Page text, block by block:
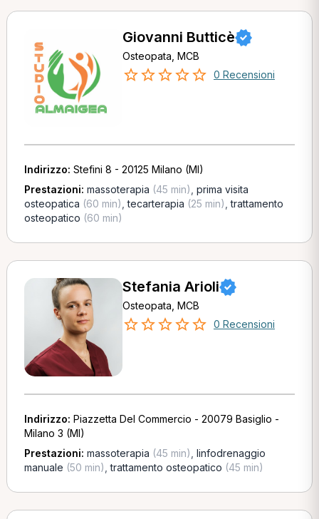
Giovanni Butticè
Osteopata, MCB
0 Recensioni
Indirizzo: Stefini 8 - 20125 Milano (MI)
Prestazioni: massoterapia (45 min) prima visita
osteopatica (60 min) ,tecarterapia (25 min) ,trattamento
osteopatico (60 min)
Stefania Arioli
Osteopata, MCB
0 Recensioni
Indirizzo: Piazzetta Del Commercio - 20079 Basiglio -
Milano 3 (MI)
Prestazioni: massoterapia (45 min) linfodrenaggio
manuale (50 min) ,trattamento osteopatico (45 min)